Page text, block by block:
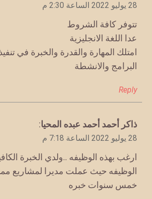
28 يوليو 2022 الساعة 2:30 م
تتوفر كافة الشروط
عدا اللغة الانجليزية
امتلك المهارة والقدرة والخبرة في
البرامج والانشطة
Reply
يقول
ذاكر أحمد أحمد عبده المحيا:
28 يوليو 2022 الساعة 7:18 م
ارغب بهذه الوظيفه ..ولدي الخبرة
الوظيفه حيث عملت مديرا لمشاريع
خمس سنوات خبره